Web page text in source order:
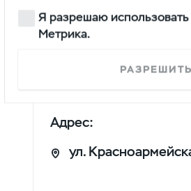
АВТОСЕРВИС
Адрес:
ул.
Я разрешаю
Метрика.
РАЗРЕШИТЬ